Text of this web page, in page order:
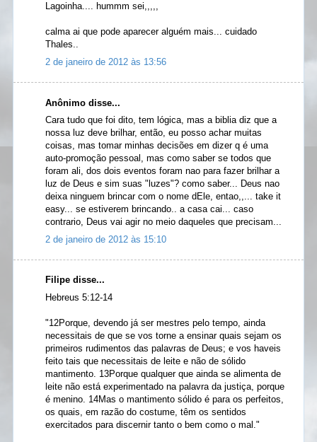
Lagoinha.... hummm sei,,,,,
calma ai que pode aparecer alguém mais... cuidado
Thales..
2 de janeiro de 2012 às 13:56
Anônimo disse...
Cara tudo que foi dito, tem lógica, mas a biblia diz que a
nossa luz deve brilhar, então, eu posso achar muitas
coisas, mas tomar minhas decisões em dizer q é uma
auto-promoção pessoal, mas como saber se todos que
foram ali, dos dois eventos foram nao para fazer brilhar a
luz de Deus e sim suas "luzes"? como saber... Deus nao
deixa ninguem brincar com o nome dEle, entao,,... take it
easy... se estiverem brincando.. a casa cai... caso
contrario, Deus vai agir no meio daqueles que precisam...
2 de janeiro de 2012 às 15:10
Filipe disse...
Hebreus 5:12-14
"12Porque, devendo já ser mestres pelo tempo, ainda
necessitais de que se vos torne a ensinar quais sejam os
primeiros rudimentos das palavras de Deus; e vos haveis
feito tais que necessitais de leite e não de sólido
mantimento. 13Porque qualquer que ainda se alimenta de
leite não está experimentado na palavra da justiça, porque
é menino. 14Mas o mantimento sólido é para os perfeitos,
os quais, em razão do costume, têm os sentidos
exercitados para discernir tanto o bem como o mal."